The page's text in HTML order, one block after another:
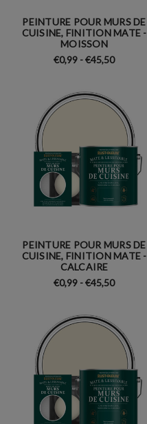
PEINTURE POUR MURS DE
CUISINE, FINITION MATE -
MOISSON
€0,99 - €45,50
PEINTURE POUR MURS DE
CUISINE, FINITION MATE -
CALCAIRE
€0,99 - €45,50